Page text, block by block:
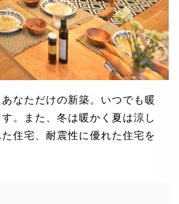
なただけの新築。いつでも暖
。また、冬は暖かく夏は涼し
住宅、耐震性に優れた住宅を